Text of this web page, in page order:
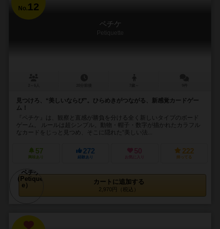
No.12
ペチケ
Petiquette
見つけろ、“美しいならび”。ひらめきがつながる、新感覚カードゲー
ム！
『ペチケ』は、観察と直感が勝負を分ける全く新しいタイプのボード
ゲーム。 ルールは超シンプル。動物・帽子・数字が描かれたカラフル
なカードをじっと見つめ、そこに隠れた“美しい法...
57
興味あり
272
経験あり
50
お気に入り
222
持ってる
カートに追加する
2,970円（税込）